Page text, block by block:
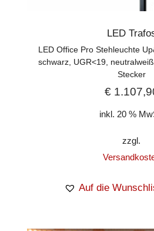
LED
LED Office Pro Stehleuchte
schwarz, UGR<19,
Stecker
€
inkl. 20 %
zzgl.
Auf die